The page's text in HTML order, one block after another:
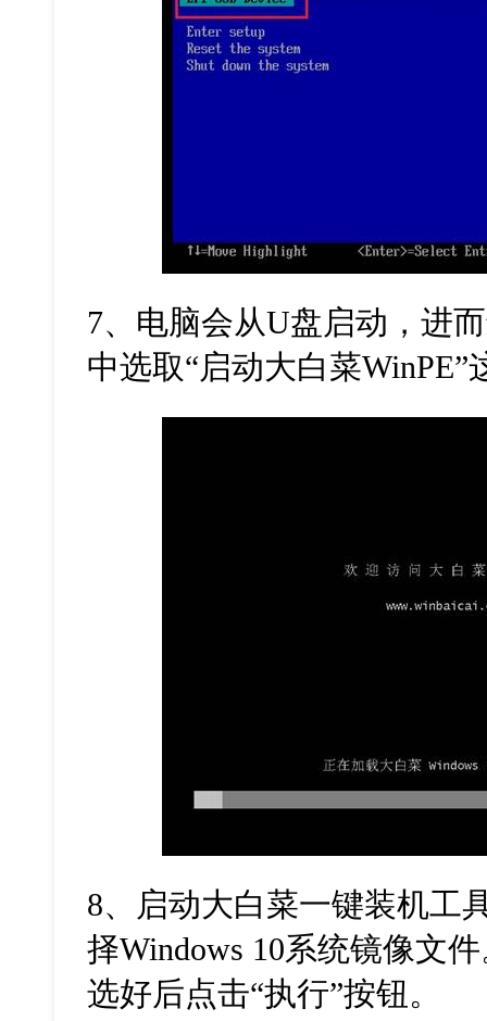
7、电脑会从U盘启动，进
中选取“启动大白菜WinPE”
8、启动大白菜一键装机工
择Windows 10系统镜像文
选好后点击“执行”按钮。